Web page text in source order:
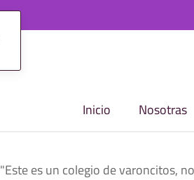
Inicio Nosotras
"Este es un colegio de varoncitos,